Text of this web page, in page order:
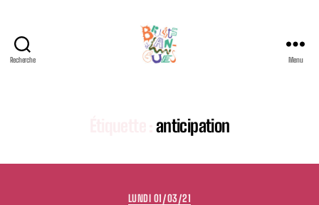
Recherche
de
Langues
Menu
anticipation
Catégories
LUNDI 01/03/21